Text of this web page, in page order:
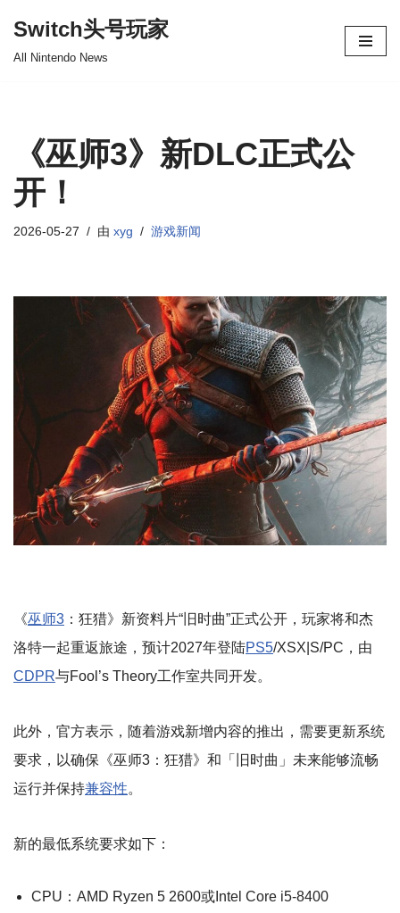
Switch头号玩家
All Nintendo News
《巫师3》新DLC正式公
开！
2026-05-27 由 xyg 游戏新闻
《巫师3 ：狂猎》新资料片“旧时曲”正式公开，玩家将和杰
洛特一起重返旅途，预计2027年登陆PS5/XSX|S/PC，由
CDPR与Fool’s Theory工作室共同开发。
此外，官方表示，随着游戏新增内容的推出，需要更新系统
要求，以确保《巫师3：狂猎》和「旧时曲」未来能够流畅
运行并保持兼容性。
新的最低系统要求如下：
CPU：AMD Ryzen 5 2600或Intel Core i5-8400